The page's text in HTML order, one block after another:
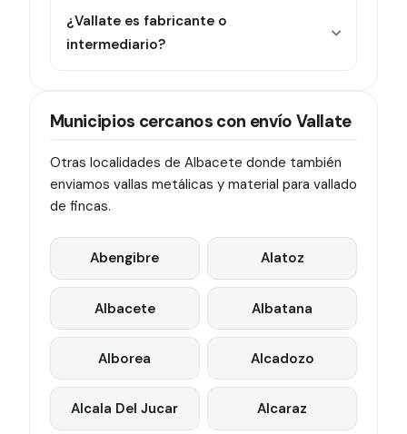
¿Vallate es fabricante o
intermediario?
Municipios cercanos con envío Vallate
Otras localidades de Albacete donde también
enviamos vallas metálicas y material para vallado
de fincas.
Abengibre Alatoz
Albacete Albatana
Alborea Alcadozo
Alcala Del Jucar Alcaraz